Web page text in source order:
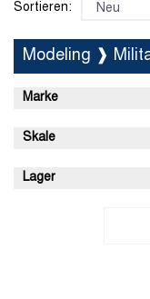
Sortieren:
Modeling ❱
Marke
Skale
Lager